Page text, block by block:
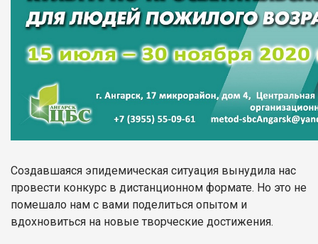
Создавшаяся эпидемическая ситуация вынудила нас
провести конкурс в дистанционном формате. Но это не
помешало нам с вами поделиться опытом и
вдохновиться на новые творческие достижения.